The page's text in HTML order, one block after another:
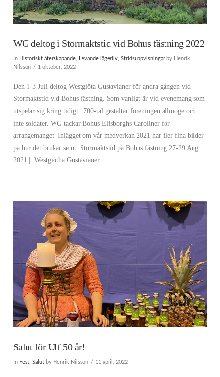
VIEW POST
WG deltog i Stormaktstid vid Bohus fästning 2022
In Historiskt återskapande, Levande lägerliv, Stridsuppvisningarby Henrik
Nilsson
1 oktober, 2022
Den 1-3 Juli deltog Westgiöta Gustavianer för andra gången vid
Stormaktstid vid Bohus fästning. Som vanligt är vid evenemang som
utspelar sig kring tidigt 1700-tal gestaltar föreningen allmoge och
inte soldater. WG tackar Bohus Elfsborghs Caroliner för
arrangemanget. Inlägget om vår medverkan 2021 har fler fina bilder
på hur det brukar se ut: Stormaktstid på Bohus fästning 27-29 Aug
2021 | Westgiötha Gustavianer
Salut för Ulf 50 år!
In Fest, Salutby Henrik Nilsson 11 april, 2022